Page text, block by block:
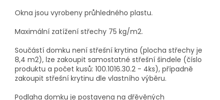
Okna jsou vyrobeny průhledného plastu.
Maximální zatížení střechy 75 kg/m2.
Součástí domku není střešní krytina (plocha střechy je
8,4 m2), lze zakoupit samostatné střešní šindele (číslo
produktu a počet kusů: 100.1016.30.2 - 4ks), případně
zakoupit střešní krytinu dle vlastního výběru.
Podlaha domku je postavena na dřěvěných